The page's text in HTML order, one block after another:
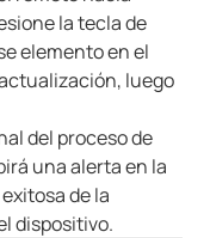
la tecla de
elemento en el
luego
del proceso de
una alerta en la
de la
dispositivo.